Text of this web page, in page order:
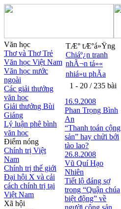
Văn học
Thơ và Thơ Trẻ
Văn học Việt Nam
Văn học nước
ngoài
Các giải thưởng
văn học
Giải thưởng Bùi
Giáng
Lý luận phê bình
văn học
Điểm nóng
Chính trị Việt
Nam
Chính trị thế giới
Đại hội X và cải
cách chính trị tại
Việt Nam
Xã hội
TÆ° tÆ°á»Ÿng
Chiáº¿n tranh
nhÃ¬n tá»«
nhiá»u phÃ­a
1 - 20 / 235 bài
16.9.2008
Phan Trọng Bình
An
“Thanh toán cộng
sản” hay chửi bới
tào lao?
26.8.2008
Vũ Quí Hạo
Nhiên
Tiết lộ đáng sợ
trong “Quận chúa
biệt động” về
người cộng sản